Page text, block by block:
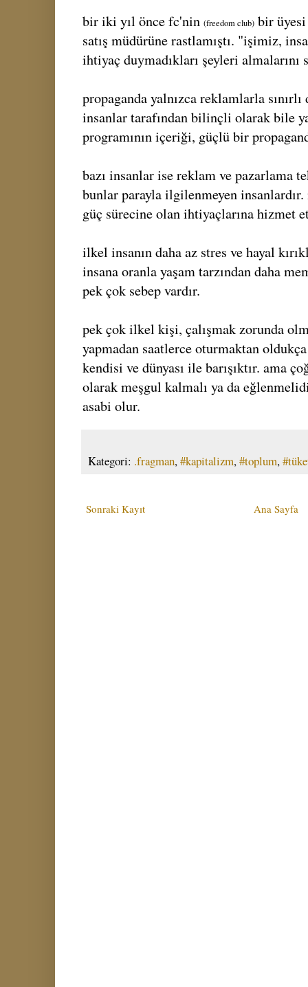
bir iki yıl önce fc'nin (freedom club) bir üyesi
satış müdürüne rastlamıştı. "işimiz,
ihtiyaç duymadıkları şeyleri almalarını
propaganda yalnızca reklamlarla
insanlar tarafından bilinçli olarak bile
programının içeriği, güçlü bir
bazı insanlar ise reklam ve pazarlama
bunlar parayla ilgilenmeyen
güç sürecine olan ihtiyaçlarına hizmet
ilkel insanın daha az stres ve hayal
insana oranla yaşam tarzından daha
pek çok sebep vardır.
pek çok ilkel kişi, çalışmak zorunda
yapmadan saatlerce oturmaktan
kendisi ve dünyası ile barışıktır. ama
olarak meşgul kalmalı ya da
asabi olur.
Kategori: .fragman,#kapitalizm,#toplum,
Sonraki Kayıt Ana Sayfa